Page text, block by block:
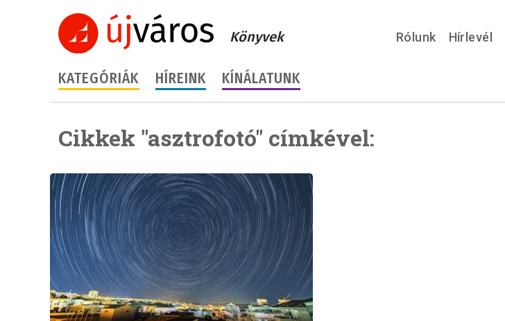
Könyvek Rólunk Hírlevél
KATEGÓRIÁK HÍREINK KÍNÁLATUNK
Cikkek "asztrofotó" címkével: